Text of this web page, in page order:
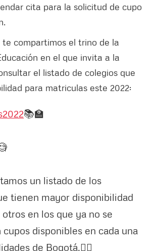
cita para la solicitud de cupo
compartimos el trino de la
en el que invita a la
el listado de colegios que
para matriculas este 2022:
📚🏫
un listado de los
tienen mayor disponibilidad
en los que ya no se
cupos disponibles en cada una
de Bogotá.👇🏻